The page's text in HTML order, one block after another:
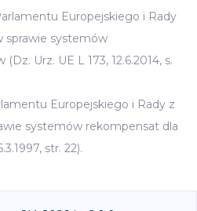
Europejskiego i Rady
sprawie systemów
Urz. UE L 173, 12.6.2014, s.
Europejskiego i Rady z
systemów rekompensat dla
str. 22).